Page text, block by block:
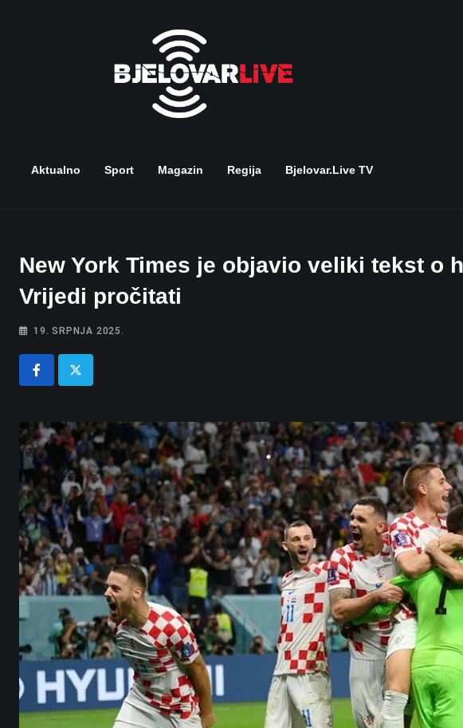
Aktualno Sport Magazin Regija Bjelovar.live TV
New York Times je objavio veliki tekst o
Vrijedi pročitati
19. SRPNJA 2025.